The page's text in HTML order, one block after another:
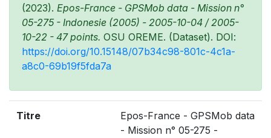
(2023). Epos-France - GPSMob data - Mission n°
05-275 - Indonesie (2005) - 2005-10-04 / 2005-
10-22 - 47 points. OSU OREME. (Dataset). DOI:
https://doi.org/10.15148/07b34c98-801c-4c1a-
a8c0-69b19f5fda7a
Titre
Epos-France - GPSMob data
- Mission n° 05-275 -